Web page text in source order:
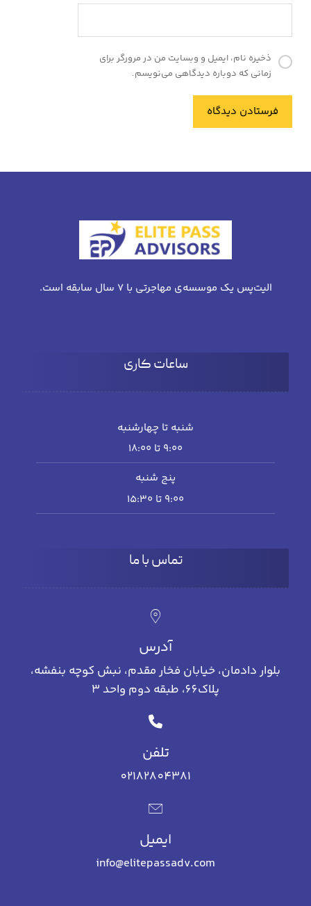
ذخیره نام، ایمیل و وبسایت من در مرورگر برای
زمانی که دوباره دیدگاهی می‌نویسم.
فرستادن دیدگاه
الیت‌پس یک موسسه‌ی مهاجرتی با 7 سال سابقه است.
ساعات کاری
شنبه تا چهارشنبه
۹:۰۰ تا 18:۰۰
پنج شنبه
۹:۰۰ تا ۱۵:۳۰
تماس با ما
آدرس
بلوار دادمان، خیابان فخار مقدم، نبش کوچه بنفشه،
پلاک66، طبقه دوم واحد 3
تلفن
02182804381
ایمیل
info@elitepassadv.com